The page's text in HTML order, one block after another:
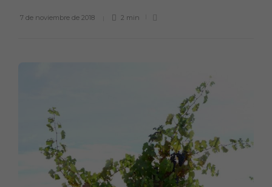
7 de noviembre de 2018 2 min